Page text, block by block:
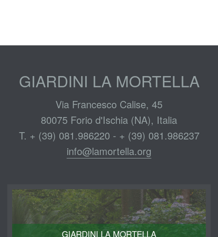
GIARDINI LA MORTELLA
Via Francesco Calise, 45
80075 Forio d'Ischia (NA), Italia
T. + (39) 081.986220 - + (39) 081.986237
info@lamortella.org
GIARDINI LA MORTELLA